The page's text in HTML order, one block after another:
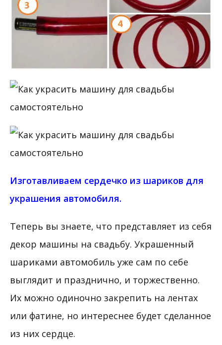
Изготавливаем сердечко из шариков для
украшения автомобиля.
Теперь вы знаете, что представляет из себя
декор машины на свадьбу. Украшенный
шариками автомобиль уже сам по себе
выглядит и празднично, и торжественно.
Их можно одиночно закрепить на лентах
или фатине, но интереснее будет сделанное
из них сердце.